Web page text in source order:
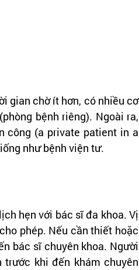
gian chờ ít hơn, có nhiều cơ
bệnh riêng). Ngoài ra,
công (a private patient in a
như bệnh viện tư.
hẹn với bác sĩ đa khoa. Vị
phép. Nếu cần thiết hoặc
bác sĩ chuyên khoa. Người
khi đến khám chuyên